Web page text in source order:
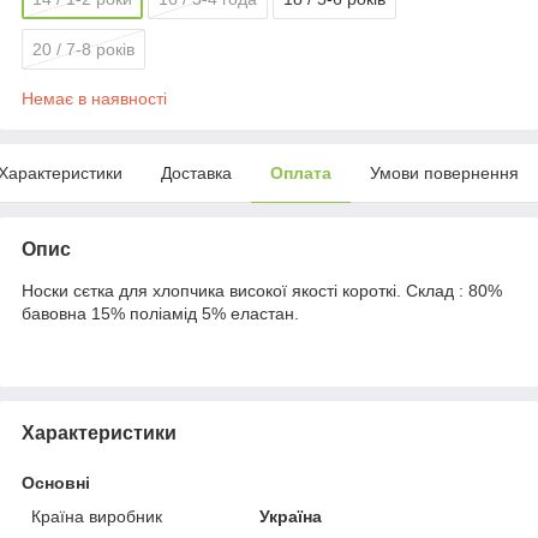
20 / 7-8 років
Немає в наявності
Доставка Оплата Умови повернення
Опис
Носки сєтка для хлопчика високої якості короткі. Склад : 80%
бавовна 15% поліамід 5% еластан.
Характеристики
Основні
Країна виробник
Україна